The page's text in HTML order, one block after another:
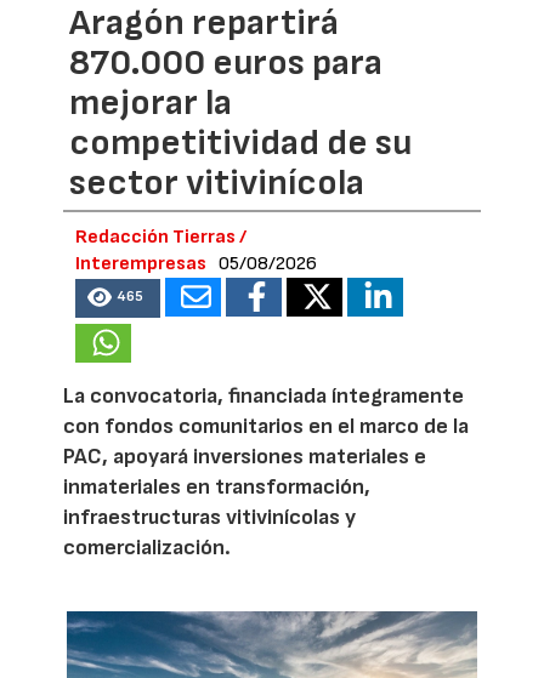
Aragón repartirá
870.000 euros para
mejorar la
competitividad de su
sector vitivinícola
Redacción Tierras /
Interempresas
05/08/2026
465
La convocatoria, financiada íntegramente
con fondos comunitarios en el marco de la
PAC, apoyará inversiones materiales e
inmateriales en transformación,
infraestructuras vitivinícolas y
comercialización.